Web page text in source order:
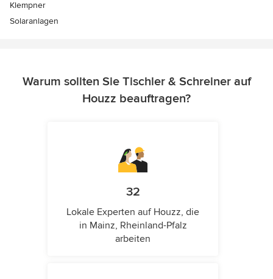
Klempner
Solaranlagen
Warum sollten Sie Tischler & Schreiner auf
Houzz beauftragen?
32
Lokale Experten auf Houzz, die
in Mainz, Rheinland-Pfalz
arbeiten